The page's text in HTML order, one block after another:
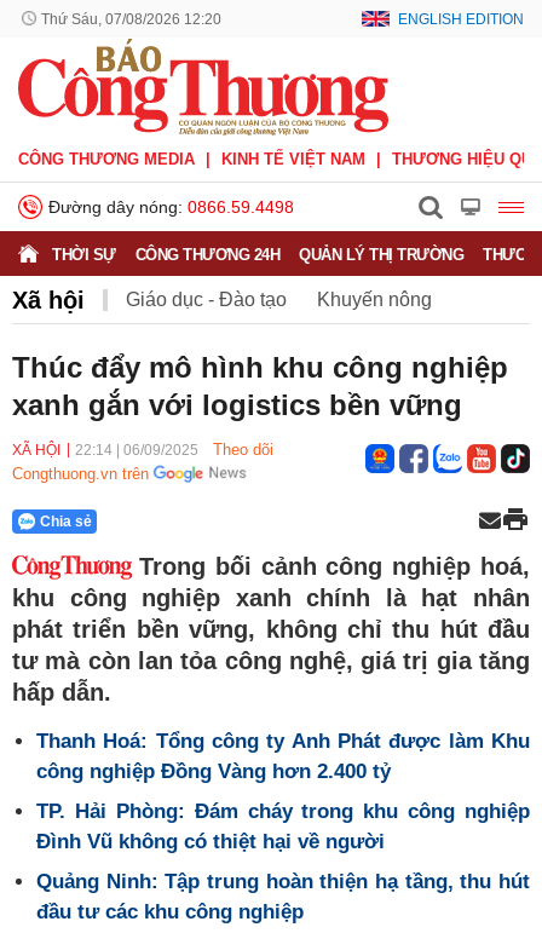
Thứ Sáu, 07/08/2026 12:20 ENGLISH EDITION
CÔNG THƯƠNG MEDIA KINH TẾ VIỆT NAM THƯƠNG HIỆU
Đường dây nóng: 0866.59.4498
THỜI SỰ CÔNG THƯƠNG 24H QUẢN LÝ THỊ TRƯỜNG
Xã hội Giáo dục - Đào tạo Khuyến nông
Môi trường
Phát triển bền vững Sức khỏe Việc làm
Thúc đẩy mô hình khu công nghiệp
xanh gắn với logistics bền vững
XÃ HỘI 22:14 06/09/2025
Theo dõi
Congthuong.vn trên
Chia sẻ
Trong bối cảnh công nghiệp hoá,
khu công nghiệp xanh chính là hạt nhân
phát triển bền vững, không chỉ thu hút đầu
tư mà còn lan tỏa công nghệ, giá trị gia tăng
hấp dẫn.
Thanh Hoá: Tổng công ty Anh Phát được làm Khu
công nghiệp Đồng Vàng hơn 2.400 tỷ
TP. Hải Phòng: Đám cháy trong khu công nghiệp
Đình Vũ không có thiệt hại về người
Quảng Ninh: Tập trung hoàn thiện hạ tầng, thu hút
đầu tư các khu công nghiệp